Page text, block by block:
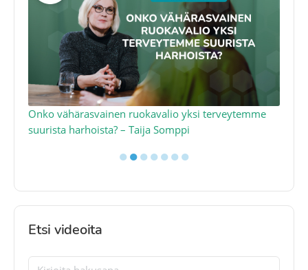
Onko vähärasvainen ruokavalio yksi terveytemme
suurista harhoista? – Taija Somppi
●●●●●●●
Etsi videoita